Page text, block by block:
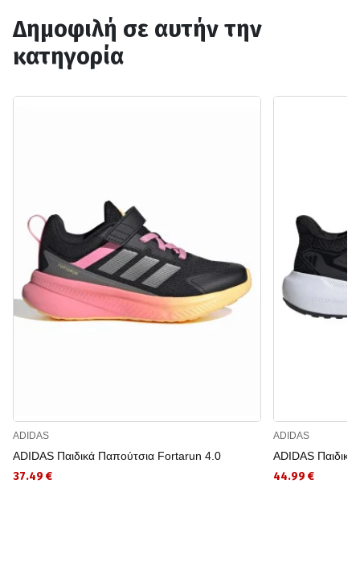
Δημοφιλή σε αυτήν την
κατηγορία
ADIDAS
ADIDAS Παιδικά Παπούτσια Fortarun 4.0
37.49 €
ADIDAS
ADIDAS
44.99 €